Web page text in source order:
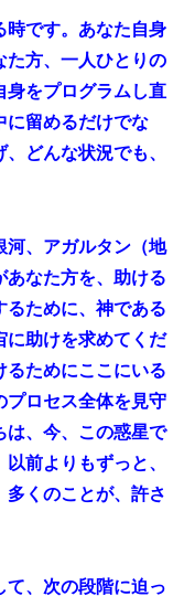
時です。あなた自身
た方、一人ひとりの
身をプログラムし直
に留めるだけでな
どんな状況でも、
河、アガルタン（地
あなた方を、助ける
るために、神である
に助けを求めてくだ
るためにここにいる
プロセス全体を見守
は、今、この惑星で
前よりもずっと、
多くのことが、許さ
て、次の段階に迫っ